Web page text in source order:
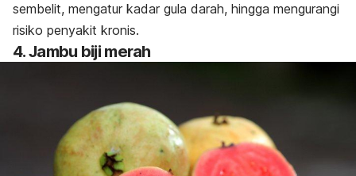
sembelit, mengatur kadar gula darah, hingga mengurangi
risiko penyakit kronis.
4. Jambu biji merah